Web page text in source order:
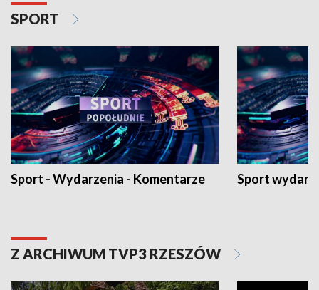
SPORT
Sport - Wydarzenia - Komentarze Sport
Z ARCHIWUM TVP3 RZESZÓW